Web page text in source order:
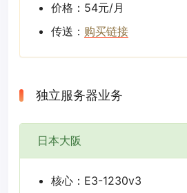
价格：54元/月
传送： 购买链接
独立服务器业务
日本大阪
核心：E3-1230v3